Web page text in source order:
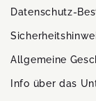
Datenschutz-
Allgemeine
Info über das